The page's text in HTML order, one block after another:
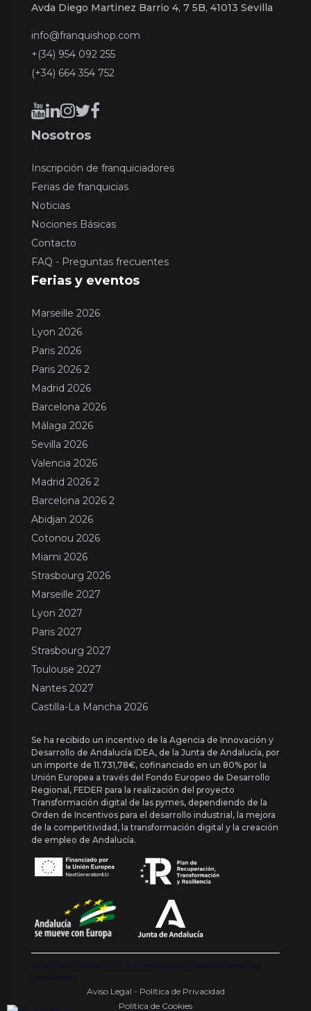
Avda Diego Martinez Barrio 4, 7 5B, 41013 Sevilla
info@franquishop.com
+(34) 954 092 255
(+34) 664 354 752
Nosotros
Inscripción de franquiciadores
Ferias de franquicias
Noticias
Nociones Básicas
Contacto
FAQ - Preguntas frecuentes
Ferias y eventos
Marseille 2026
Lyon 2026
Paris 2026
Paris 2026 2
Madrid 2026
Barcelona 2026
Málaga 2026
Sevilla 2026
Valencia 2026
Madrid 2026 2
Barcelona 2026 2
Abidjan 2026
Cotonou 2026
Miami 2026
Strasbourg 2026
Marseille 2027
Lyon 2027
Paris 2027
Strasbourg 2027
Toulouse 2027
Nantes 2027
Castilla-La Mancha 2026
Se ha recibido un incentivo de la Agencia de Innovación y
Desarrollo de Andalucía IDEA, de la Junta de Andalucía, por
un importe de 11.731,78€, cofinanciado en un 80% por la
Unión Europea a través del Fondo Europeo de Desarrollo
Regional, FEDER para la realización del proyecto
Transformación digital de las pymes, dependiendo de la
Orden de Incentivos para el desarrollo industrial, la mejora
de la competitividad, la transformación digital y la creación
de empleo de Andalucía.
Copyright {{ date('Y') }} ® Franquishop. Todos los derechos
reservados
Aviso Legal - Política de Privacidad
Política de Cookies